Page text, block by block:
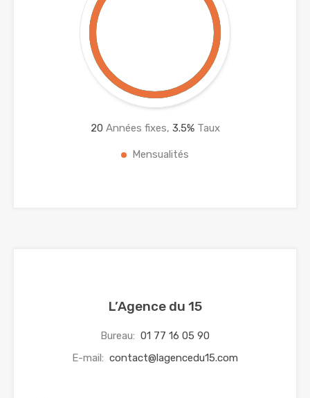
20 Années fixes, 3.5%Taux
Mensualités
L’Agence du 15
Bureau: 01 77 16 05 90
E-mail: contact@lagencedu15.com